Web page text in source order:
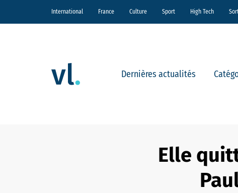
International France Culture Sport High Tech
Dernières actualités
Elle